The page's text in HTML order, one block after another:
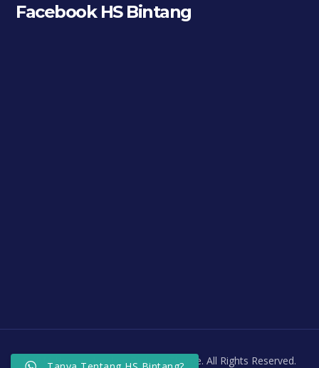
Facebook HS Bintang
PKBM Homeschooling Bintang Theme. All Rights Reserved.